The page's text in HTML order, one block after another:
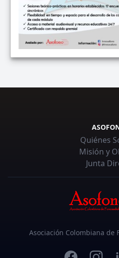
Quiénes
Misión y
Junta
Asociación Colombiana de